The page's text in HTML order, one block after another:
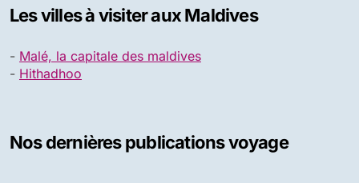
Les villes à visiter aux Maldives
- Malé, la capitale des maldives
- Hithadhoo
Nos dernières publications voyage